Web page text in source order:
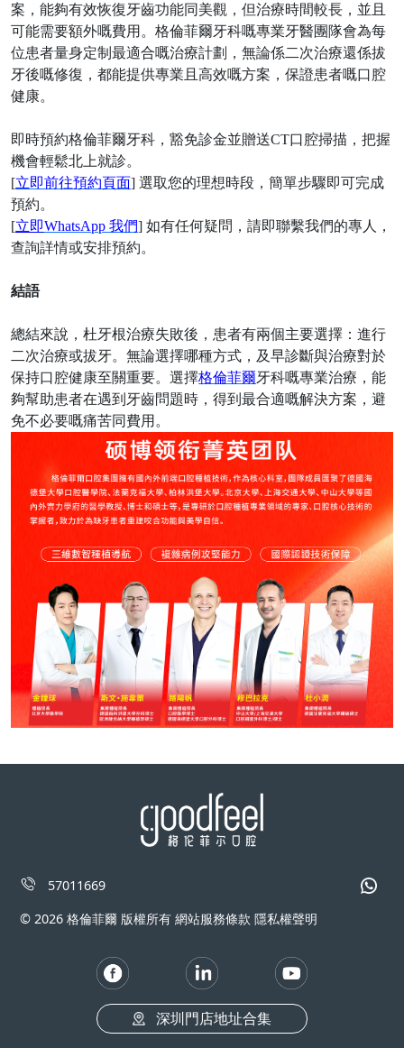
案，能夠有效恢復牙齒功能同美觀，但治療時間較長，並且
可能需要額外嘅費用。格倫菲爾牙科嘅專業牙醫團隊會為每
位患者量身定制最適合嘅治療計劃，無論係二次治療還係拔
牙後嘅修復，都能提供專業且高效嘅方案，保證患者嘅口腔
健康。
即時預約格倫菲爾牙科 ，豁免診金並贈送CT口腔掃描，把握
機會輕鬆北上就診。
[立即前往預約頁面] 選取您的理想時段，簡單步驟即可完成
預約。
[立即WhatsApp 我們] 如有任何疑問，請即聯繫我們的專人，
查詢詳情或安排預約。
結語
總結來說，杜牙根治療失敗後，患者有兩個主要選擇：進行
二次治療或拔牙。無論選擇哪種方式，及早診斷與治療對於
保持口腔健康至關重要。選擇格倫菲爾牙科嘅專業治療，能
夠幫助患者在遇到牙齒問題時，得到最合適嘅解決方案，避
免不必要嘅痛苦同費用。
57011669
© 2026 格倫菲爾 版權所有 網站服務條款 隱私權聲明
深圳門店地址合集